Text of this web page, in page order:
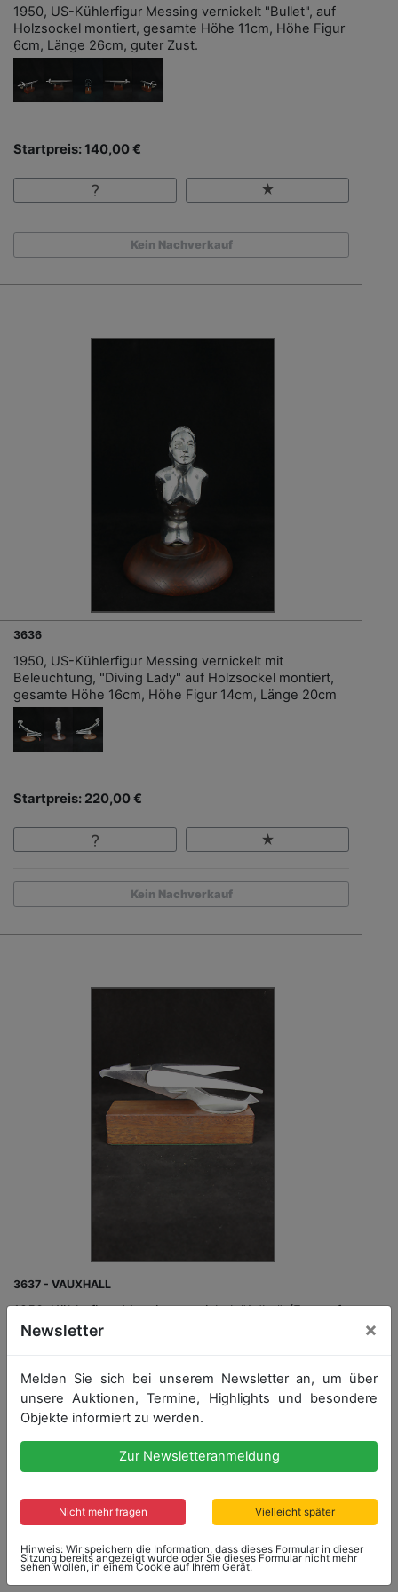
1950, US-Kühlerfigur Messing vernickelt "Bullet", auf
Holzsockel montiert, gesamte Höhe 11cm, Höhe Figur
6cm, Länge 26cm, guter Zust.
Startpreis: 140,00 €
Kein Nachverkauf
3636
1950, US-Kühlerfigur Messing vernickelt mit
Beleuchtung, "Diving Lady" auf Holzsockel montiert,
gesamte Höhe 16cm, Höhe Figur 14cm, Länge 20cm
Startpreis: 220,00 €
Kein Nachverkauf
3637 - VAUXHALL
1950, Kühlerfigur Messing vernickelt "Adler", (Entwurf
für Vauxhall Modelle), auf Holzsockel montiert,
Startpreis: 160,00 €
Kein Nachverkauf
Newsletter ×
Melden Sie sich bei unserem Newsletter an, um über
unsere Auktionen, Termine, Highlights und besondere
Objekte informiert zu werden.
Zur Newsletteranmeldung
Nicht mehr fragen Vielleicht später
Hinweis: Wir speichern die Information, dass dieses Formular in dieser
Sitzung bereits angezeigt wurde oder Sie dieses Formular nicht mehr
sehen wollen, in einem Cookie auf Ihrem Gerät.